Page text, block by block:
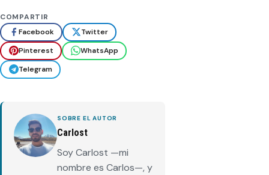
COMPARTIR
Facebook
Twitter
Pinterest
WhatsApp
Telegram
SOBRE EL AUTOR
Carlost
Soy Carlost —mi
nombre es Carlos—, y